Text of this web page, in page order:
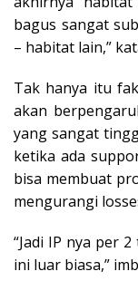
bagus sangat
– habitat lain,”
Tak hanya itu
akan
yang sangat
ketika ada
bisa membuat
mengurangi
“Jadi IP nya per
ini luar biasa,”